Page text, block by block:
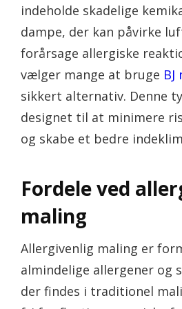
indeholde skadelige
dampe, der kan påvirke
forårsage allergiske
vælger mange at bruge
sikkert alternativ. Denne
designet til at minimere
og skabe et bedre
Fordele ved
maling
Allergivenlig maling er
almindelige allergener og
der findes i traditionel